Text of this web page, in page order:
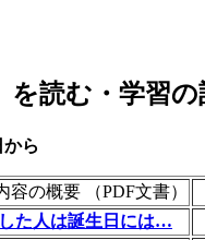
を読む・学習
ら
要 （PDF文書）
た人は誕生日には…